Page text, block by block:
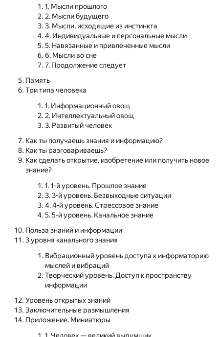
1. Мысли прошлого
2. Мысли будущего
3. Мысли, исходящие из инстинкта
4. Индивидуальные и персональные мысли
5. Навязанные и привлеченные мысли
6. Мысли во сне
7. Продолжение следует
Память
Три типа человека
1. Информационный овощ
2. Интеллектуальный овощ
3. Развитый человек
Как ты получаешь знания и информацию?
Как ты разговариваешь?
Как сделать открытие, изобретение или получить новое
знание?
1. 1-й уровень. Прошлое знание
3. 3-й уровень. Безвыходные ситуации
4. 4-й уровень. Стрессовое знание
5. 5-й уровень. Канальное знание
Польза знаний и информации
3 уровня канального знания
Вибрационный уровень доступа к информаторию
мыслей и вибраций
Творческий уровень. Доступ к пространству
информации
Уровень открытых знаний
Заключительные размышления
Приложение. Миниатюры